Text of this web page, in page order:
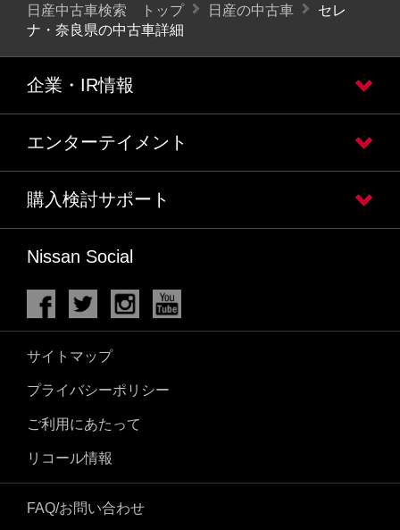
日産中古車検索 トップ 日産の中古車
セレ
ナ・奈良県の中古車詳細
企業・IR情報
エンターテイメント
購入検討サポート
Nissan Social
サイトマップ
プライバシーポリシー
ご利用にあたって
リコール情報
FAQ/お問い合わせ